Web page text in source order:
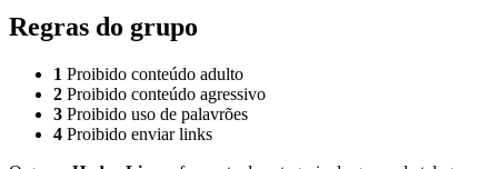
Regras do grupo
1 Proibido conteúdo adulto
2 Proibido conteúdo agressivo
3 Proibido uso de palavrões
4 Proibido enviar links